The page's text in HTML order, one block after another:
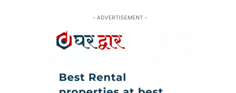
- ADVERTISEMENT -